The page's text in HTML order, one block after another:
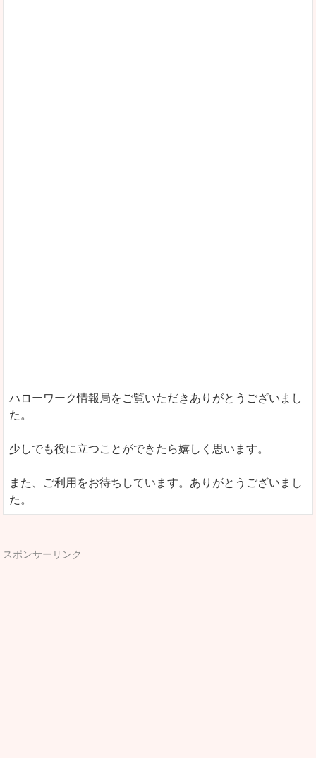
ハローワーク情報局をご覧いただきありがとうございまし
た。
少しでも役に立つことができたら嬉しく思います。
また、ご利用をお待ちしています。ありがとうございまし
た。
スポンサーリンク